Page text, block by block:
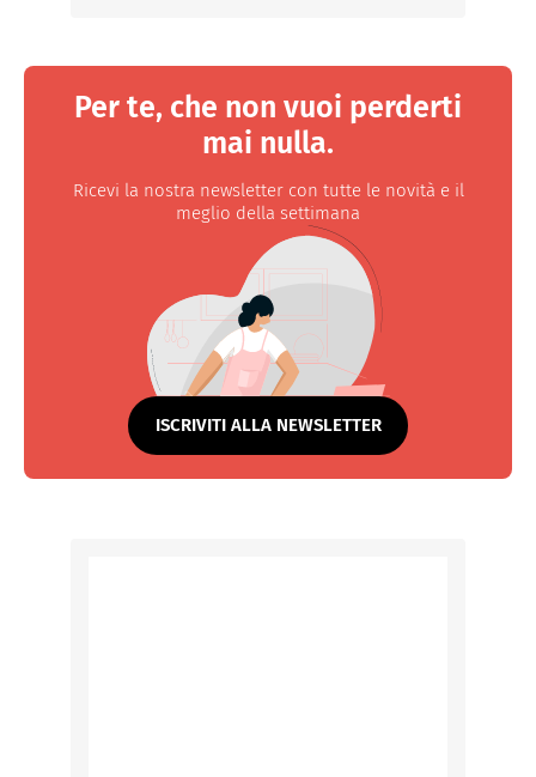
Per te, che non vuoi perderti
mai nulla.
Ricevi la nostra newsletter con tutte le novità e il
meglio della settimana
ISCRIVITI ALLA NEWSLETTER